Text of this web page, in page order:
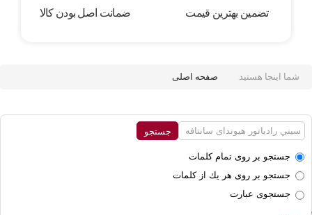
تضمین بهترین قیمت ضمانت اصل بودن کالا
شما اینجا هستید صفحه اصلی
جستجو بر روی تمام كلمات
جستجو بر روی هر يك از كلمات
جستجوی عبارت